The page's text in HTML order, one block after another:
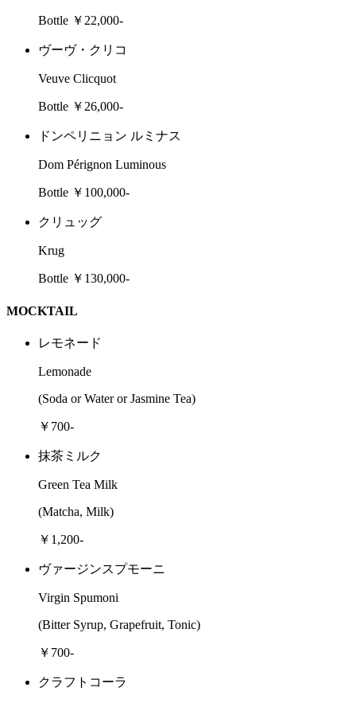
Bottle ￥22,000-
ヴーヴ・クリコ
Veuve Clicquot
Bottle ￥26,000-
ドンペリニョン ルミナス
Dom Pérignon Luminous
Bottle ￥100,000-
クリュッグ
Krug
Bottle ￥130,000-
MOCKTAIL
レモネード
Lemonade
(Soda or Water or Jasmine Tea)
￥700-
抹茶ミルク
Green Tea Milk
(Matcha, Milk)
￥1,200-
ヴァージンスプモーニ
Virgin Spumoni
(Bitter Syrup, Grapefruit, Tonic)
￥700-
クラフトコーラ